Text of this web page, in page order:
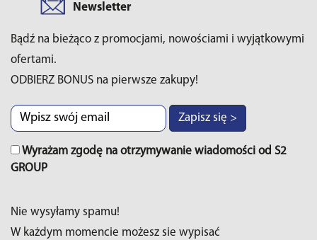
Newsletter
Bądź na bieżąco z promocjami, nowościami i wyjątkowymi
ofertami.
ODBIERZ BONUS na pierwsze zakupy!
Zapisz się >
Wyrażam zgodę na otrzymywanie wiadomości od S2
GROUP
Nie wysyłamy spamu!
W każdym momencie możesz sie wypisać